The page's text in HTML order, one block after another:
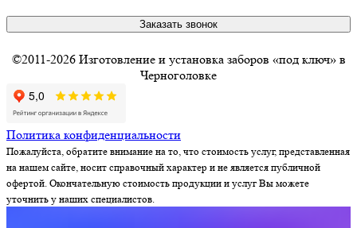
Заказать звонок
©2011-2026 Изготовление и установка заборов «под ключ» в
Черноголовке
Политика конфиденциальности
Пожалуйста, обратите внимание на то, что стоимость услуг, представленная
на нашем сайте, носит справочный характер и не является публичной
офертой. Окончательную стоимость продукции и услуг Вы можете
уточнить у наших специалистов.